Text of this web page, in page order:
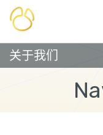
关于我们